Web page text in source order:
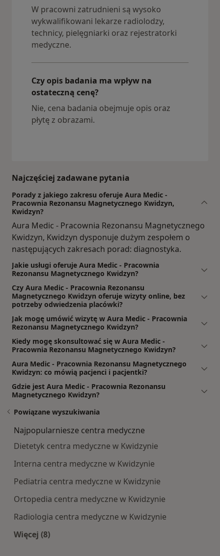
W pracowni zatrudnieni są wysoko
wykwalifikowani lekarze radiolodzy,
technicy, pielęgniarki oraz rejestratorki
medyczne.
Czy opis badania ma wpływ na
ostateczną cenę?
Nie, cena badania obejmuje opis oraz
płytę z obrazami.
Najczęściej zadawane pytania
Porady z jakiego zakresu oferuje Aura Medic -
Pracownia Rezonansu Magnetycznego Kwidzyn,
Kwidzyn?
Aura Medic - Pracownia Rezonansu Magnetycznego
Kwidzyn, Kwidzyn dysponuje dużym zespołem o
następujących zakresach porad: diagnostyka.
Jakie usługi oferuje Aura Medic - Pracownia
Rezonansu Magnetycznego Kwidzyn?
Czy Aura Medic - Pracownia Rezonansu
Magnetycznego Kwidzyn oferuje wizyty online, bez
potrzeby odwiedzenia placówki?
Jak mogę umówić wizytę w Aura Medic - Pracownia
Rezonansu Magnetycznego Kwidzyn?
Kiedy mogę skonsultować się w Aura Medic -
Pracownia Rezonansu Magnetycznego Kwidzyn?
Aura Medic - Pracownia Rezonansu Magnetycznego
Kwidzyn: co mówią pacjenci i pacjentki?
Gdzie jest Aura Medic - Pracownia Rezonansu
Magnetycznego Kwidzyn?
Powiązane wyszukiwania
Najpopularniesze centra medyczne
Dietetyk centra medyczne w Kwidzynie
Interna centra medyczne w Kwidzynie
Pediatria centra medyczne w Kwidzynie
Ortopedia centra medyczne w Kwidzynie
Radiologia centra medyczne w Kwidzynie
Więcej (8)